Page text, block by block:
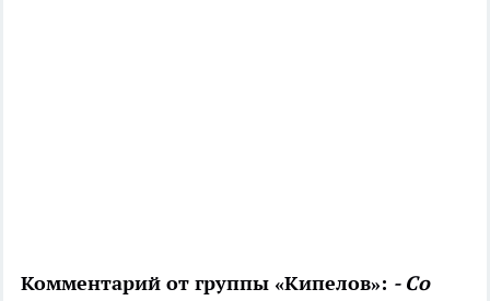
Комментарий от группы «Кипелов»: - Со